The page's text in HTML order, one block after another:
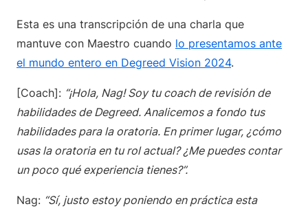
Esta es una transcripción de una charla que
mantuve con Maestro cuando lo presentamos ante
el mundo entero en Degreed Vision 2024.
[Coach]: “¡Hola, Nag! Soy tu coach de revisión de
habilidades de Degreed. Analicemos a fondo tus
habilidades para la oratoria. En primer lugar, ¿cómo
usas la oratoria en tu rol actual? ¿Me puedes contar
un poco qué experiencia tienes?”.
Nag: “Sí, justo estoy poniendo en práctica esta